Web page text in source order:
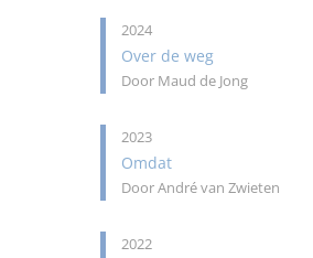
2024
Over de weg
Door Maud de Jong
2023
Omdat
Door André van Zwieten
2022